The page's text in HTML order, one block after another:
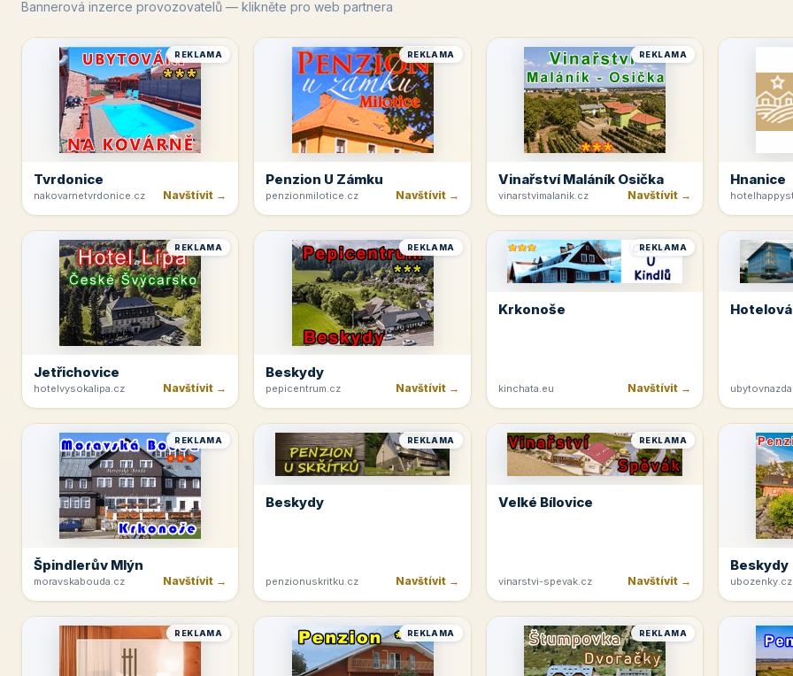
Bannerová inzerce provozovatelů — klikněte pro web partnera
REKLAMA
Tvrdonice
nakovarnetvrdonice.cz Navštívit →
REKLAMA
Penzion U Zámku
penzionmilotice.cz Navštívit →
REKLAMA
Vinařství Maláník Osička
vinarstvimalanik.cz Navštívit →
Hnanice
REKLAMA
Jetřichovice
hotelvysokalipa.cz Navštívit →
REKLAMA
Beskydy
pepicentrum.cz Navštívit →
REKLAMA
Krkonoše
kinchata.eu Navštívit →
REKLAMA
Špindlerův Mlýn
moravskabouda.cz Navštívit →
REKLAMA
Beskydy
penzionuskritku.cz Navštívit →
REKLAMA
Velké Bílovice
vinarstvi-spevak.cz Navštívit →
Beskydy
ubozenky.cz
REKLAMA REKLAMA REKLAMA